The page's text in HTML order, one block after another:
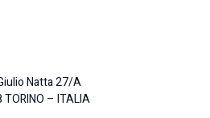
Natta 27/A
TORINO – ITALIA